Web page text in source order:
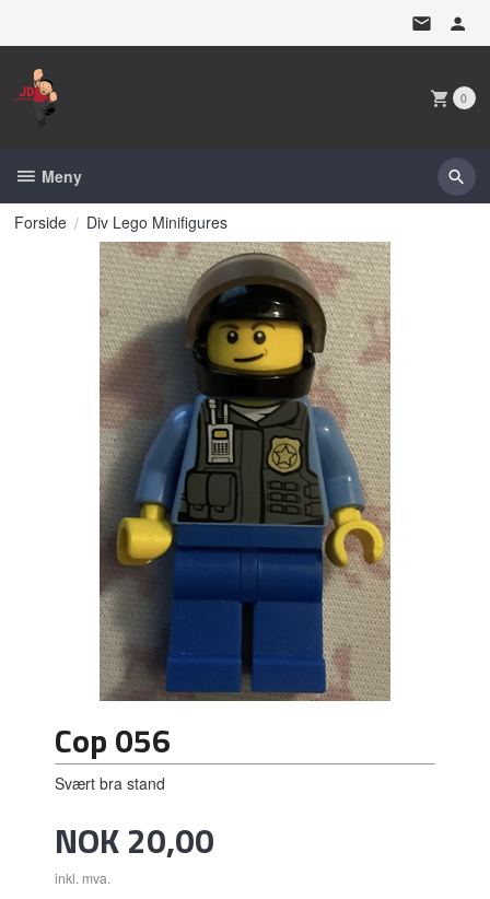
0
Meny
Forside Div Lego Minifigures
Cop 056
Svært bra stand
Pris
NOK20,00
inkl. mva.